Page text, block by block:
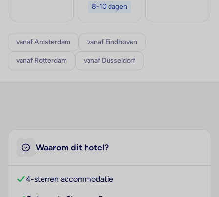
8-10 dagen
vanaf Amsterdam vanaf Eindhoven
vanaf Rotterdam vanaf Düsseldorf
Waarom dit hotel?
4-sterren accommodatie